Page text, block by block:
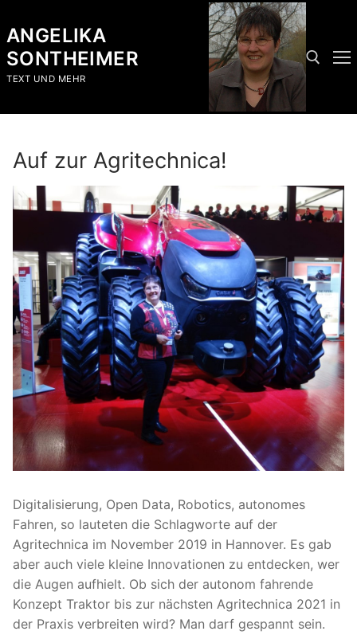
to
content
ANGELIKA
SONTHEIMER
TEXT UND MEHR
Auf zur Agritechnica!
Digitalisierung, Open Data, Robotics, autonomes
Fahren, so lauteten die Schlagworte auf der
Agritechnica im November 2019 in Hannover. Es gab
aber auch viele kleine Innovationen zu entdecken, wer
die Augen aufhielt. Ob sich der autonom fahrende
Konzept Traktor bis zur nächsten Agritechnica 2021 in
der Praxis verbreiten wird? Man darf gespannt sein.